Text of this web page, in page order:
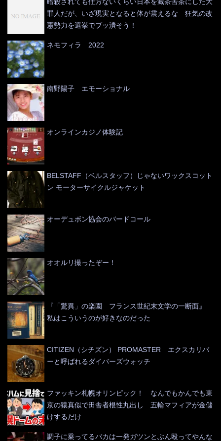
罪人だが、いざ現実となると体が震えるな 狂気の改
憲勢力を選挙でブッ潰そう！
ネモフィラ 2022
南野陽子 エモーショナル
オンラインカジノ体験記
BELSTAFF（ベルスタッフ）じゃないワックスコット
ン モーターサイクルジャケット
オーデュボン協会のバードコール
オオルリ撮ったぞー！
『「驚異」の楽園 フランス世紀末文学の一断面』
私はこういうのが好きなのだった
CITIZEN（シチズン） PROMASTER エクスカリバ
ーと呼ばれるダイバーズウォッチ
ファッキン札幌オリンピック！ なんでもかんでも東
京の猿真似で田舎者根性丸出し 五輪マフィアが金儲
けするだけ
調子に乗ってるバカは一発ガツンとぶん殴ってやんな